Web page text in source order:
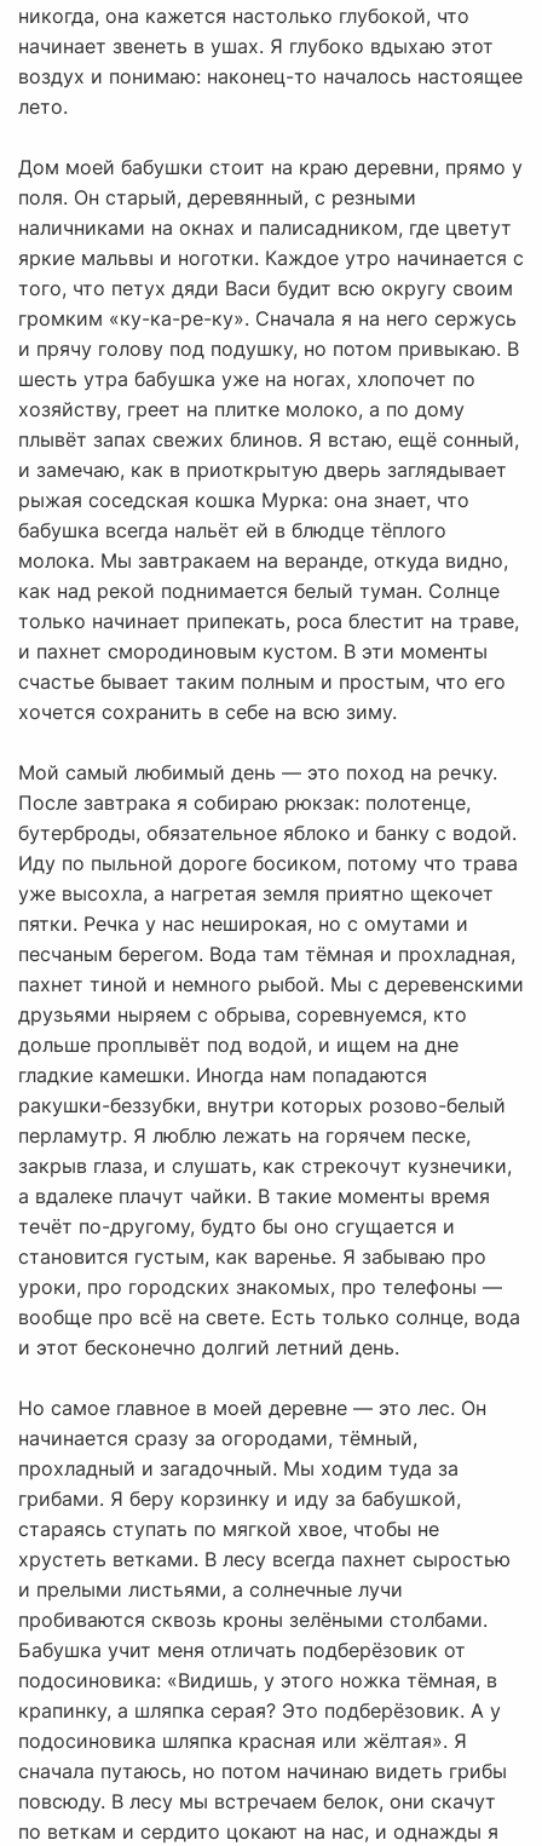
никогда, она кажется настолько глубокой, что
начинает звенеть в ушах. Я глубоко вдыхаю этот
воздух и понимаю: наконец-то началось настоящее
лето.
Дом моей бабушки стоит на краю деревни, прямо у
поля. Он старый, деревянный, с резными
наличниками на окнах и палисадником, где цветут
яркие мальвы и ноготки. Каждое утро начинается с
того, что петух дяди Васи будит всю округу своим
громким «ку-ка-ре-ку». Сначала я на него сержусь
и прячу голову под подушку, но потом привыкаю. В
шесть утра бабушка уже на ногах, хлопочет по
хозяйству, греет на плитке молоко, а по дому
плывёт запах свежих блинов. Я встаю, ещё сонный,
и замечаю, как в приоткрытую дверь заглядывает
рыжая соседская кошка Мурка: она знает, что
бабушка всегда нальёт ей в блюдце тёплого
молока. Мы завтракаем на веранде, откуда видно,
как над рекой поднимается белый туман. Солнце
только начинает припекать, роса блестит на траве,
и пахнет смородиновым кустом. В эти моменты
счастье бывает таким полным и простым, что его
хочется сохранить в себе на всю зиму.
Мой самый любимый день — это поход на речку.
После завтрака я собираю рюкзак: полотенце,
бутерброды, обязательное яблоко и банку с водой.
Иду по пыльной дороге босиком, потому что трава
уже высохла, а нагретая земля приятно щекочет
пятки. Речка у нас неширокая, но с омутами и
песчаным берегом. Вода там тёмная и прохладная,
пахнет тиной и немного рыбой. Мы с деревенскими
друзьями ныряем с обрыва, соревнуемся, кто
дольше проплывёт под водой, и ищем на дне
гладкие камешки. Иногда нам попадаются
ракушки-беззубки, внутри которых розово-белый
перламутр. Я люблю лежать на горячем песке,
закрыв глаза, и слушать, как стрекочут кузнечики,
а вдалеке плачут чайки. В такие моменты время
течёт по-другому, будто бы оно сгущается и
становится густым, как варенье. Я забываю про
уроки, про городских знакомых, про телефоны —
вообще про всё на свете. Есть только солнце, вода
и этот бесконечно долгий летний день.
Но самое главное в моей деревне — это лес. Он
начинается сразу за огородами, тёмный,
прохладный и загадочный. Мы ходим туда за
грибами. Я беру корзинку и иду за бабушкой,
стараясь ступать по мягкой хвое, чтобы не
хрустеть ветками. В лесу всегда пахнет сыростью
и прелыми листьями, а солнечные лучи
пробиваются сквозь кроны зелёными столбами.
Бабушка учит меня отличать подберёзовик от
подосиновика: «Видишь, у этого ножка тёмная, в
крапинку, а шляпка серая? Это подберёзовик. А у
подосиновика шляпка красная или жёлтая». Я
сначала путаюсь, но потом начинаю видеть грибы
повсюду. В лесу мы встречаем белок, они скачут
по веткам и сердито цокают на нас, и однажды я